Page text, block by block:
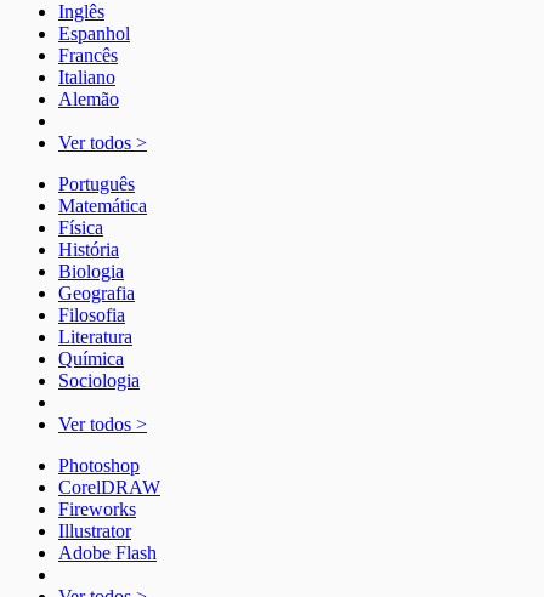
Inglês
Espanhol
Francês
Italiano
Alemão
Ver todos >
Português
Matemática
Física
História
Biologia
Geografia
Filosofia
Literatura
Química
Sociologia
Ver todos >
Photoshop
CorelDRAW
Fireworks
Illustrator
Adobe Flash